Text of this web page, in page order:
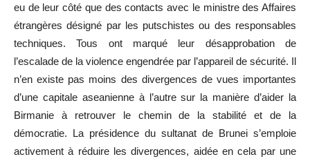
eu de leur côté que des contacts avec le ministre des Affaires
étrangères désigné par les putschistes ou des responsables
techniques. Tous ont marqué leur désapprobation de
l’escalade de la violence engendrée par l’appareil de sécurité. Il
n’en existe pas moins des divergences de vues importantes
d’une capitale aseanienne à l’autre sur la manière d’aider la
Birmanie à retrouver le chemin de la stabilité et de la
démocratie. La présidence du sultanat de Brunei s’emploie
activement à réduire les divergences, aidée en cela par une